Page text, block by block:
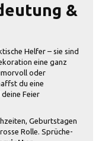
&
Helfer – sie sind
eine ganz
oder
du eine
Feier
Geburtstagen
Rolle. Sprüche-